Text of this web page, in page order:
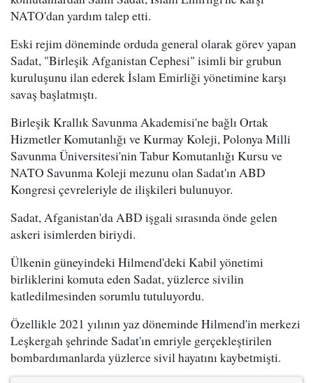
NATO'dan yardım talep etti.
Eski rejim döneminde orduda general olarak görev yapan
Sadat, "Birleşik Afganistan Cephesi" isimli bir grubun
kuruluşunu ilan ederek İslam Emirliği yönetimine karşı
savaş başlatmıştı.
Birleşik Krallık Savunma Akademisi'ne bağlı Ortak
Hizmetler Komutanlığı ve Kurmay Koleji, Polonya Milli
Savunma Üniversitesi'nin Tabur Komutanlığı Kursu ve
NATO Savunma Koleji mezunu olan Sadat'ın ABD
Kongresi çevreleriyle de ilişkileri bulunuyor.
Sadat, Afganistan'da ABD işgali sırasında önde gelen
askeri isimlerden biriydi.
Ülkenin güneyindeki Hilmend'deki Kabil yönetimi
birliklerini komuta eden Sadat, yüzlerce sivilin
katledilmesinden sorumlu tutuluyordu.
Özellikle 2021 yılının yaz döneminde Hilmend'in merkezi
Leşkergah şehrinde Sadat'ın emriyle gerçekleştirilen
bombardımanlarda yüzlerce sivil hayatını kaybetmişti.